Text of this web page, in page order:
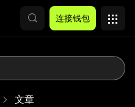
连接钱包
文章